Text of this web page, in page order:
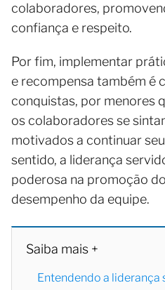
colaboradores,
confiança e respeito.
Por fim, implementar
e recompensa também é
conquistas, por menores
os colaboradores se
motivados a continuar
sentido, a liderança
poderosa na promoção
desempenho da equipe.
Saiba mais +
Entendendo a liderança